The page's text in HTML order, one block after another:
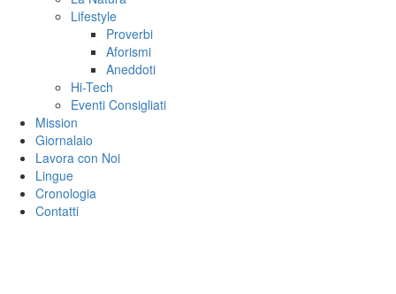
Lifestyle
Proverbi
Aforismi
Aneddoti
Hi-Tech
Eventi Consigliati
Mission
Giornalaio
Lavora con Noi
Lingue
Cronologia
Contatti